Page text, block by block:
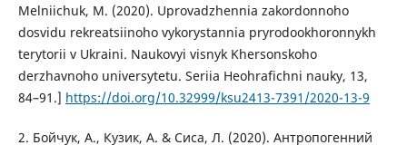
Melniichuk, M. (2020). Uprovadzhennia zakordonnoho
dosvidu rekreatsiinoho vykorystannia pryrodookhoronnykh
terytorii v Ukraini. Naukovyi visnyk Khersonskoho
derzhavnoho universytetu. Seriia Heohrafichni nauky, 13,
84–91.] https://doi.org/10.32999/ksu2413-7391/2020-13-9
2. Бойчук, А., Кузик, А. & Сиса, Л. (2020). Антропогенний